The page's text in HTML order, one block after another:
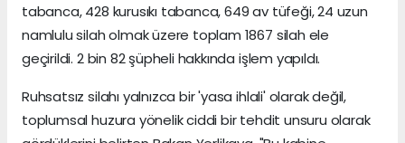
tabanca, 428 kurusıkı tabanca, 649 av tüfeği, 24 uzun
namlulu silah olmak üzere toplam 1867 silah ele
geçirildi. 2 bin 82 şüpheli hakkında işlem yapıldı.
Ruhsatsız silahı yalnızca bir 'yasa ihlali' olarak değil,
toplumsal huzura yönelik ciddi bir tehdit unsuru olarak